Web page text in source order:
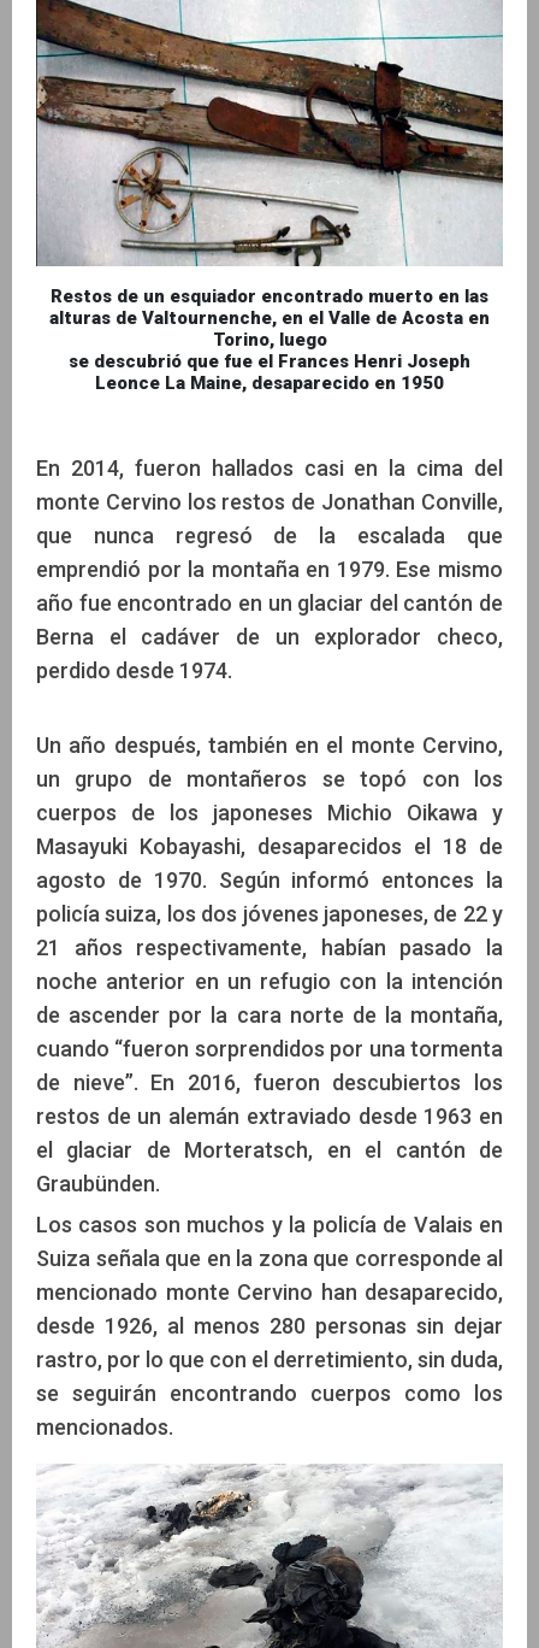
Restos de un esquiador encontrado muerto en las
alturas de Valtournenche, en el Valle de Acosta en
Torino, luego
se descubrió que fue el Frances Henri Joseph
Leonce La Maine, desaparecido en 1950
En 2014, fueron hallados casi en la cima del
monte Cervino los restos de Jonathan Conville,
que nunca regresó de la escalada que
emprendió por la montaña en 1979. Ese mismo
año fue encontrado en un glaciar del cantón de
Berna el cadáver de un explorador checo,
perdido desde 1974.
Un año después, también en el monte Cervino,
un grupo de montañeros se topó con los
cuerpos de los japoneses Michio Oikawa y
Masayuki Kobayashi, desaparecidos el 18 de
agosto de 1970. Según informó entonces la
policía suiza, los dos jóvenes japoneses, de 22 y
21 años respectivamente, habían pasado la
noche anterior en un refugio con la intención
de ascender por la cara norte de la montaña,
cuando “fueron sorprendidos por una tormenta
de nieve”. En 2016, fueron descubiertos los
restos de un alemán extraviado desde 1963 en
el glaciar de Morteratsch, en el cantón de
Graubünden.
Los casos son muchos y la policía de Valais en
Suiza señala que en la zona que corresponde al
mencionado monte Cervino han desaparecido,
desde 1926, al menos 280 personas sin dejar
rastro, por lo que con el derretimiento, sin duda,
se seguirán encontrando cuerpos como los
mencionados.